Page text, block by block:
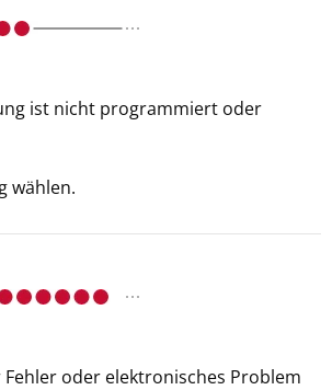
ist nicht programmiert oder
wählen.
oder elektronisches Problem